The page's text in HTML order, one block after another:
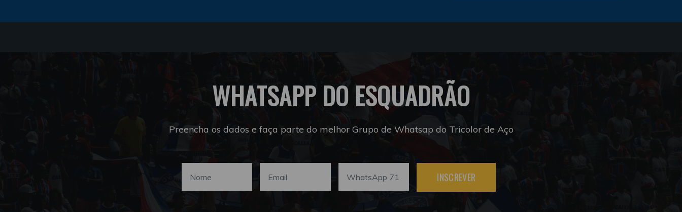
WHATSAPP DO ESQUADRÃO
Preencha os dados e faça parte do melhor Grupo de Whatsap do Tricolor de Aço
INSCREVER